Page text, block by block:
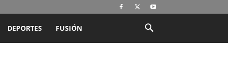
DEPORTES FUSIÓN